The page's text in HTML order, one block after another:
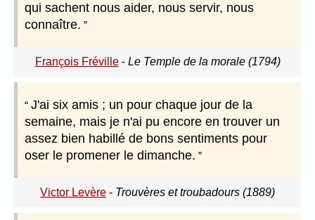
qui sachent nous aider, nous servir, nous
connaître.
François Fréville- Le Temple de la morale (1794)
J'ai six amis ; un pour chaque jour de la
semaine, mais je n'ai pu encore en trouver un
assez bien habillé de bons sentiments pour
oser le promener le dimanche.
Victor Levère - Trouvères et troubadours (1889)